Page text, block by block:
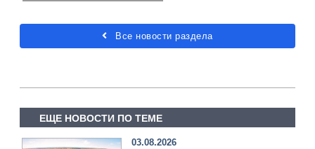
Все новости раздела
ЕЩЕ НОВОСТИ ПО ТЕМЕ
03.08.2026